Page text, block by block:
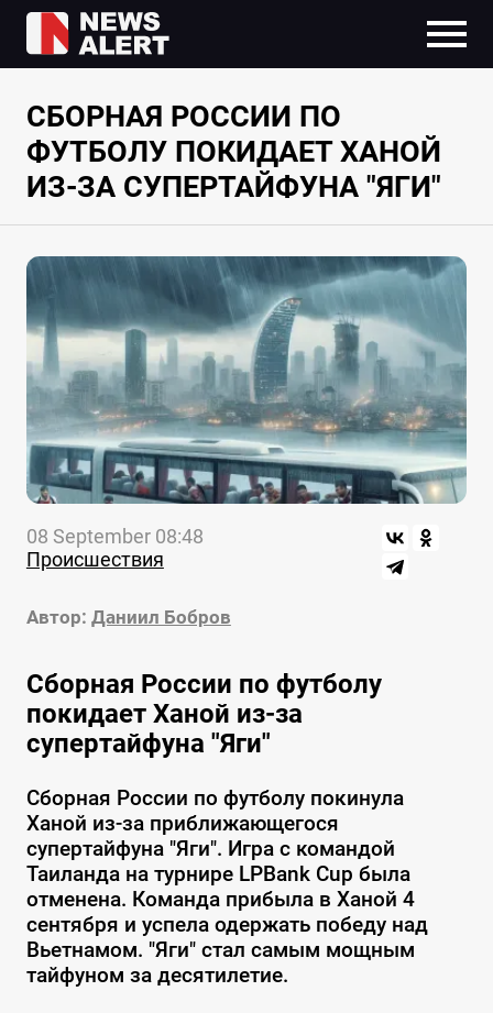
СБОРНАЯ РОССИИ ПО
ФУТБОЛУ ПОКИДАЕТ ХАНОЙ
ИЗ-ЗА СУПЕРТАЙФУНА "ЯГИ"
08 September 08:48
Происшествия
Автор: Даниил Бобров
Сборная России по футболу
покидает Ханой из-за
супертайфуна "Яги"
Сборная России по футболу покинула
Ханой из-за приближающегося
супертайфуна "Яги". Игра с командой
Таиланда на турнире LPBank Cup была
отменена. Команда прибыла в Ханой 4
сентября и успела одержать победу над
Вьетнамом. "Яги" стал самым мощным
тайфуном за десятилетие.